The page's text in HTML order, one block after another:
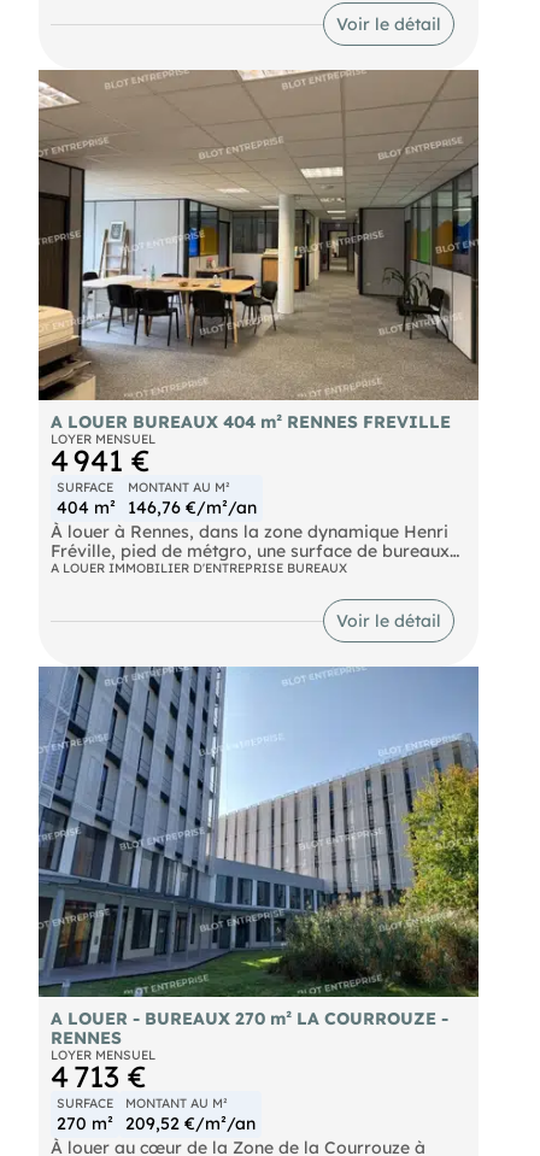
- Une salle de réunions avec terrasse de 35 m²
Ascenseur et accès PMR. Proximité immédiate de
la rocade et desservi par la ligne b et les bus
n°C1, E4, 70, 83. Accès direct aux 4 voies. Points
forts : terrasse pour vos collaborateurs I 3
stationnements en sous-sol (loyer en sus) I
climatisation I interphone, visiophone I proximité
services & commerces. Les informations sur les
risques naturels, miniers, ou technologiques,
auxquels ces biens sont exposés, sont disponibles
sur le site
Voir le détail
A LOUER BUREAUX 404 m² RENNES FREVILLE
LOYER MENSUEL
4 941 €
SURFACE
404 m²
MONTANT AU M²
146,76 €/m²/an
À louer à Rennes, dans la zone dynamique Henri
Fréville, pied de métgro, une surface de bureaux
de 404 m² environ
- Trois salles de réunions/open-spaces
- Une cuisine
- proximité métro ligne A
- lignes de bus
- Accès à la Gare TGV de Rennes en 3 arrêts
- Accès 4 voies sud très rapide. Points forts : 12
emplacements de stationnement dont 6 en sous-
sol | locaux fibrés avec baie de brassage |
chauffage collectif sur réseau de chaleur urbaine |
Les informations sur les risques naturels, miniers,
ou technologiques, auxquels ces biens sont
exposés, sont disponibles sur le site
A LOUER IMMOBILIER D'ENTREPRISE BUREAUX
Voir le détail
A LOUER - BUREAUX 270 m² LA COURROUZE -
RENNES
LOYER MENSUEL
4 713 €
SURFACE
270 m²
MONTANT AU M²
209,52 €/m²/an
À louer au cœur de la Zone de la Courrouze à